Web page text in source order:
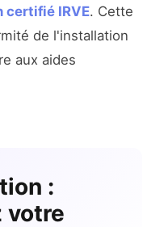
certifié IRVE. Cette
de l'installation
aux aides
:
votre